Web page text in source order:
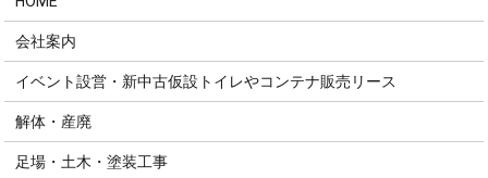
会社案内
イベント設営・新中古仮設トイレやコンテナ販売リース
解体・産廃
足場・土木・塗装工事